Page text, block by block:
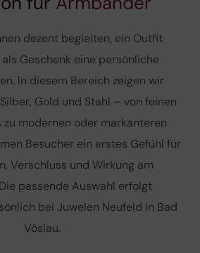
dezent begleiten, ein Outfit
Geschenk eine persönliche
In diesem Bereich zeigen wir
Gold und Stahl – von feinen
modernen oder markanteren
Besucher ein erstes Gefühl für
Verschluss und Wirkung am
passende Auswahl erfolgt
bei Juwelen Neufeld in Bad
Vöslau.